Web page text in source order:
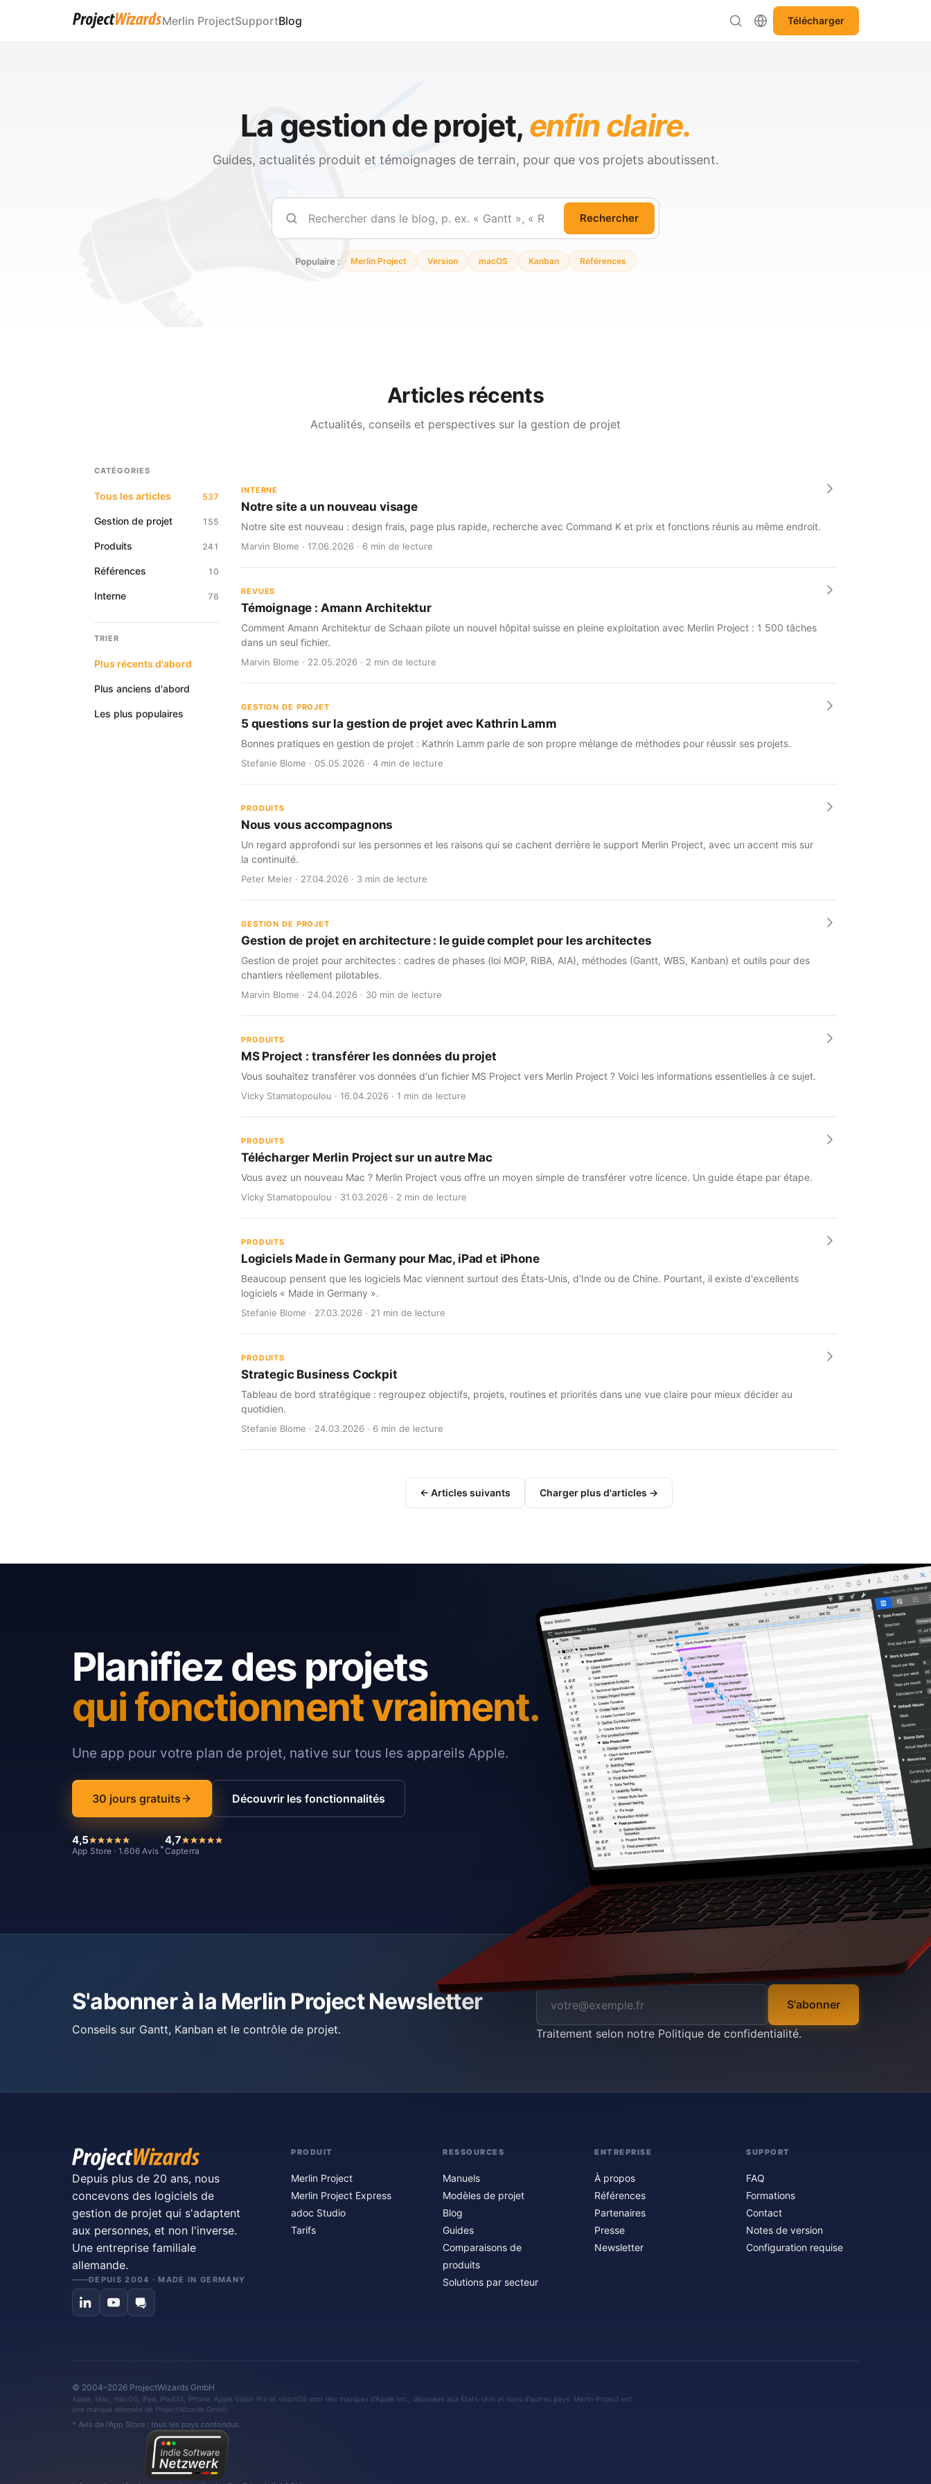
Merlin ProjectSupportBlog Télécharger
La gestion de projet, enfin claire.
Guides, actualités produit et témoignages de terrain, pour que vos projets aboutissent.
Rechercher
Rechercher
Populaire : Merlin Project Version macOS Kanban Références
Articles récents
Actualités, conseils et perspectives sur la gestion de projet
CATÉGORIES
Tous les articles 537
Gestion de projet 155
Produits 241
Références 10
Interne 76
TRIER
Plus récents d'abord
Plus anciens d'abord
Les plus populaires
INTERNE
Notre site a un nouveau visage
Notre site est nouveau : design frais, page plus rapide, recherche avec Command K et prix et fonctions réunis au même endroit.
Marvin Blome · 17.06.2026 · 6 min de lecture
REVUES
Témoignage : Amann Architektur
Comment Amann Architektur de Schaan pilote un nouvel hôpital suisse en pleine exploitation avec Merlin Project : 1 500 tâches
dans un seul fichier.
Marvin Blome · 22.05.2026 · 2 min de lecture
GESTION DE PROJET
5 questions sur la gestion de projet avec Kathrin Lamm
Bonnes pratiques en gestion de projet : Kathrin Lamm parle de son propre mélange de méthodes pour réussir ses projets.
Stefanie Blome · 05.05.2026 · 4 min de lecture
PRODUITS
Nous vous accompagnons
Un regard approfondi sur les personnes et les raisons qui se cachent derrière le support Merlin Project, avec un accent mis sur
la continuité.
Peter Meier · 27.04.2026 · 3 min de lecture
GESTION DE PROJET
Gestion de projet en architecture : le guide complet pour les architectes
Gestion de projet pour architectes : cadres de phases (loi MOP, RIBA, AIA), méthodes (Gantt, WBS, Kanban) et outils pour des
chantiers réellement pilotables.
Marvin Blome · 24.04.2026 · 30 min de lecture
PRODUITS
MS Project : transférer les données du projet
Vous souhaitez transférer vos données d'un fichier MS Project vers Merlin Project ? Voici les informations essentielles à ce sujet.
Vicky Stamatopoulou · 16.04.2026 · 1 min de lecture
PRODUITS
Télécharger Merlin Project sur un autre Mac
Vous avez un nouveau Mac ? Merlin Project vous offre un moyen simple de transférer votre licence. Un guide étape par étape.
Vicky Stamatopoulou · 31.03.2026 · 2 min de lecture
PRODUITS
Logiciels Made in Germany pour Mac, iPad et iPhone
Beaucoup pensent que les logiciels Mac viennent surtout des États-Unis, d'Inde ou de Chine. Pourtant, il existe d'excellents
logiciels « Made in Germany ».
Stefanie Blome · 27.03.2026 · 21 min de lecture
PRODUITS
Strategic Business Cockpit
Tableau de bord stratégique : regroupez objectifs, projets, routines et priorités dans une vue claire pour mieux décider au
quotidien.
Stefanie Blome · 24.03.2026 · 6 min de lecture
← Articles suivants Charger plus d'articles →
Planifiez des projets
qui fonctionnent vraiment.
Une app pour votre plan de projet, native sur tous les appareils Apple.
30 jours gratuits Découvrir les fonctionnalités
4,5
App Store · 1.606 Avis *
4,7
Capterra
S'abonner à la Merlin Project Newsletter
Conseils sur Gantt, Kanban et le contrôle de projet.
S'abonner
Traitement selon notre Politique de confidentialité.
Depuis plus de 20 ans, nous
concevons des logiciels de
gestion de projet qui s'adaptent
aux personnes, et non l'inverse.
Une entreprise familiale
allemande.
DEPUIS 2004 · MADE IN GERMANY
PRODUIT
Merlin Project
Merlin Project Express
adoc Studio
Tarifs
RESSOURCES
Manuels
Modèles de projet
Blog
Guides
Comparaisons de
produits
Solutions par secteur
ENTREPRISE
À propos
Références
Partenaires
Presse
Newsletter
SUPPORT
FAQ
Formations
Contact
Notes de version
Configuration requise
© 2004–2026 ProjectWizards GmbH
Apple, Mac, macOS, iPad, iPadOS, iPhone, Apple Vision Pro et visionOS sont des marques d'Apple Inc., déposées aux États-Unis et dans d'autres pays. Merlin Project est
une marque déposée de ProjectWizards GmbH.
* Avis de l'App Store : tous les pays confondus.